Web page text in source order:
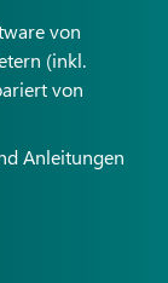
von
(inkl.
von
Anleitungen